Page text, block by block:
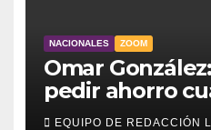
NACIONALES ZOOM
Omar
pedir ahorro
viven sin luz y
EQUIPO DE REDACCIÓN